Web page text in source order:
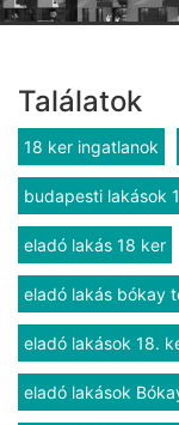
Találatok
18 ker ingatlanok
budapesti lakások
eladó lakás 18 ker
eladó lakás bókay
eladó lakások 18.
eladó lakások